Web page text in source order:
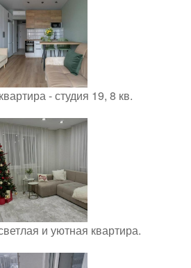
- студия 19, 8 кв.
и уютная квартира.